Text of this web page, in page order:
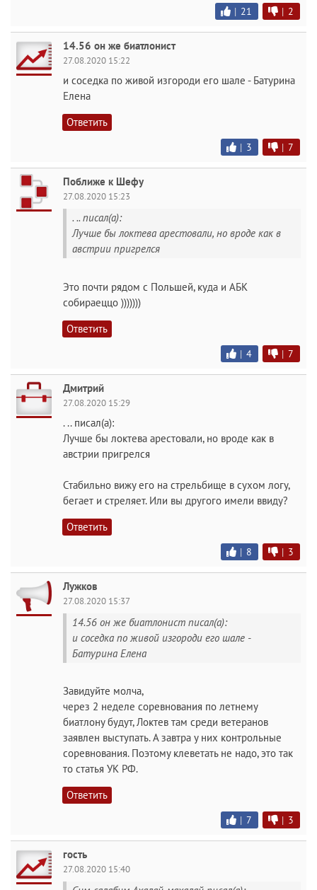
| 21 | 2
14.56 он же биатлонист
27.08.2020 15:22
и соседка по живой изгороди его шале - Батурина
Елена
Ответить
| 3 | 7
Поближе к Шефу
27.08.2020 15:23
. .. писал(а):
Лучше бы локтева арестовали, но вроде как в
австрии пригрелся
Это почти рядом с Польшей, куда и АБК
собираеццо )))))))
Ответить
| 4 | 7
Дмитрий
27.08.2020 15:29
. .. писал(а):
Лучше бы локтева арестовали, но вроде как в
австрии пригрелся
Стабильно вижу его на стрельбище в сухом логу,
бегает и стреляет. Или вы другого имели ввиду?
Ответить
| 8 | 3
Лужков
27.08.2020 15:37
14.56 он же биатлонист писал(а):
и соседка по живой изгороди его шале -
Батурина Елена
Завидуйте молча,
через 2 неделе соревнования по летнему
биатлону будут, Локтев там среди ветеранов
заявлен выступать. А завтра у них контрольные
соревнования. Поэтому клеветать не надо, это так
то статья УК РФ.
Ответить
| 7 | 3
гость
27.08.2020 15:40